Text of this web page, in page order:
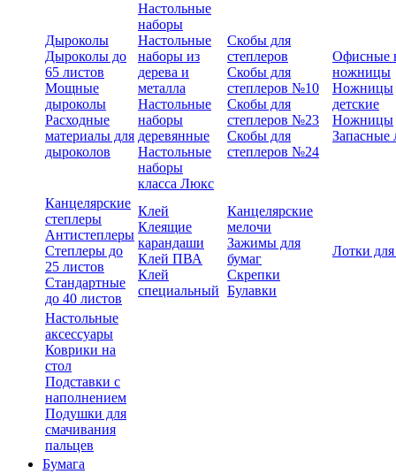
Дыроколы
Дыроколы до
65 листов
Мощные
дыроколы
Расходные
материалы для
дыроколов
Настольные
наборы
Настольные
наборы из
дерева и
металла
Настольные
наборы
деревянные
Настольные
наборы
класса Люкс
Скобы для
степлеров
Скобы для
степлеров №10
Скобы для
степлеров №23
Скобы для
степлеров №24
Офисные
ножницы
Ножницы
детские
Ножницы
Запасные
Канцелярские
степлеры
Антистеплеры
Степлеры до
25 листов
Стандартные
до 40 листов
Клей
Клеящие
карандаши
Клей ПВА
Клей
специальный
Канцелярские
мелочи
Зажимы для
бумаг
Скрепки
Булавки
Лотки
Настольные
аксессуары
Коврики на
стол
Подставки с
наполнением
Подушки для
смачивания
пальцев
Бумага